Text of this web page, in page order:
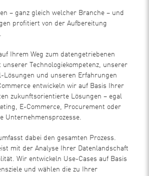
– ganz gleich welcher Branche – und
profitiert von der Aufbereitung
Ihrem Weg zum datengetriebenen
unserer Technologiekompetenz, unserer
Lösungen und unseren Erfahrungen
entwickeln wir auf Basis Ihrer
zukunftsorientierte Lösungen – egal
E-Commerce, Procurement oder
Unternehmensprozesse.
dabei den gesamten Prozess.
mit der Analyse Ihrer Datenlandschaft
Wir entwickeln Use-Cases auf Basis
und wählen die zu Ihrer